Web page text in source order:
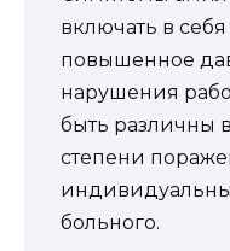
включать в
повышенное
нарушения
быть различны
степени
больного.